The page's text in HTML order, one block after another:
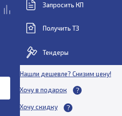
Запросить КП
Получить ТЗ
Тендеры
Нашли дешевле? Снизим цену!
Хочу в подарок
Хочу скидку